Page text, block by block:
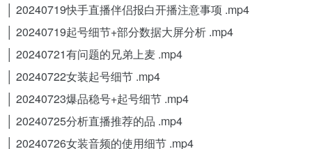
│ 20240719快手直播伴侣报白开播注意事项 .mp4
│ 20240719起号细节+部分数据大屏分析 .mp4
│ 20240721有问题的兄弟上麦 .mp4
│ 20240722女装起号细节 .mp4
│ 20240723爆品稳号+起号细节 .mp4
│ 20240725分析直播推荐的品 .mp4
│ 20240726女装音频的使用细节 .mp4